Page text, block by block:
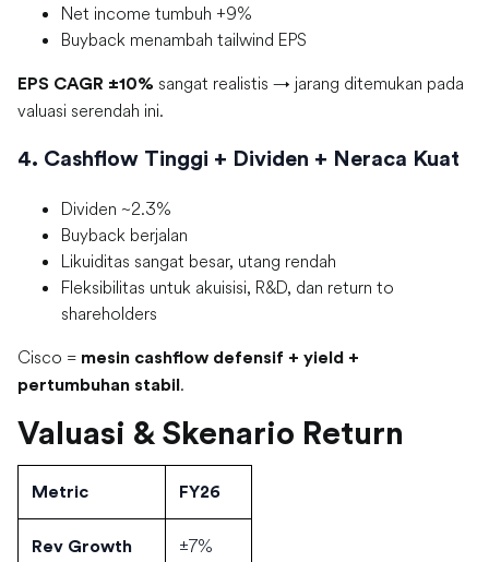
Net income tumbuh +9%
Buyback menambah tailwind EPS
EPS CAGR ±10% sangat realistis → jarang ditemukan pada
valuasi serendah ini.
4. Cashflow Tinggi + Dividen + Neraca Kuat
Dividen ~2.3%
Buyback berjalan
Likuiditas sangat besar, utang rendah
Fleksibilitas untuk akuisisi, R&D, dan return to
shareholders
Cisco = mesin cashflow defensif + yield +
pertumbuhan stabil.
Valuasi & Skenario Return
Metric FY26
Rev Growth ±7%